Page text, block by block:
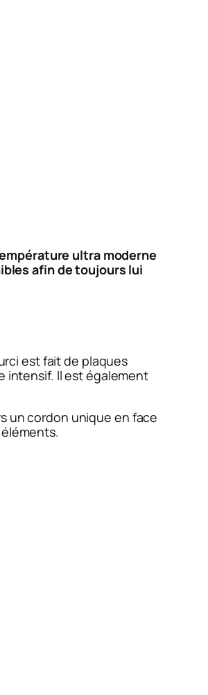
ultra moderne
afin de toujours lui
est fait de plaques
intensif. Il est également
un cordon unique en face